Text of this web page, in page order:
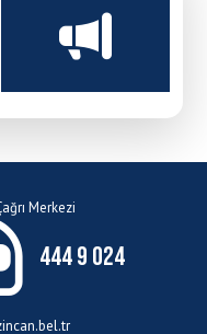
Merkezi
444 9 024